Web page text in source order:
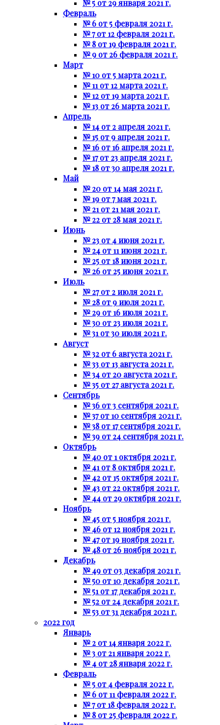
№ 5 от 29 января 2021 г.
Февраль
№ 6 от 5 февраля 2021 г.
№ 7 от 12 февраля 2021 г.
№ 8 от 19 февраля 2021 г.
№ 9 от 26 февраля 2021 г.
Март
№ 10 от 5 марта 2021 г.
№ 11 от 12 марта 2021 г.
№ 12 от 19 марта 2021 г.
№ 13 от 26 марта 2021 г.
Апрель
№ 14 от 2 апреля 2021 г.
№ 15 от 9 апреля 2021 г.
№ 16 от 16 апреля 2021 г.
№ 17 от 23 апреля 2021 г.
№ 18 от 30 апреля 2021 г.
Май
№ 20 от 14 мая 2021 г.
№ 19 от 7 мая 2021 г.
№ 21 от 21 мая 2021 г.
№ 22 от 28 мая 2021 г.
Июнь
№ 23 от 4 июня 2021 г.
№ 24 от 11 июня 2021 г.
№ 25 от 18 июня 2021 г.
№ 26 от 25 июня 2021 г.
Июль
№ 27 от 2 июля 2021 г.
№ 28 от 9 июля 2021 г.
№ 29 от 16 июля 2021 г.
№ 30 от 23 июля 2021 г.
№ 31 от 30 июля 2021 г.
Август
№ 32 от 6 августа 2021 г.
№ 33 от 13 августа 2021 г.
№ 34 от 20 августа 2021 г.
№ 35 от 27 августа 2021 г.
Сентябрь
№ 36 от 3 сентября 2021 г.
№ 37 от 10 сентября 2021 г.
№ 38 от 17 сентября 2021 г.
№ 39 от 24 сентября 2021 г.
Октябрь
№ 40 от 1 октября 2021 г.
№ 41 от 8 октября 2021 г.
№ 42 от 15 октября 2021 г.
№ 43 от 22 октября 2021 г.
№ 44 от 29 октября 2021 г.
Ноябрь
№ 45 от 5 ноября 2021 г.
№ 46 от 12 ноября 2021 г.
№ 47 от 19 ноября 2021 г.
№ 48 от 26 ноября 2021 г.
Декабрь
№ 49 от 03 декабря 2021 г.
№ 50 от 10 декабря 2021 г.
№ 51 от 17 декабря 2021 г.
№ 52 от 24 декабря 2021 г.
№ 53 от 31 декабря 2021 г.
2022 год
Январь
№ 2 от 14 января 2022 г.
№ 3 от 21 января 2022 г.
№ 4 от 28 января 2022 г.
Февраль
№ 5 от 4 февраля 2022 г.
№ 6 от 11 февраля 2022 г.
№ 7 от 18 февраля 2022 г.
№ 8 от 25 февраля 2022 г.